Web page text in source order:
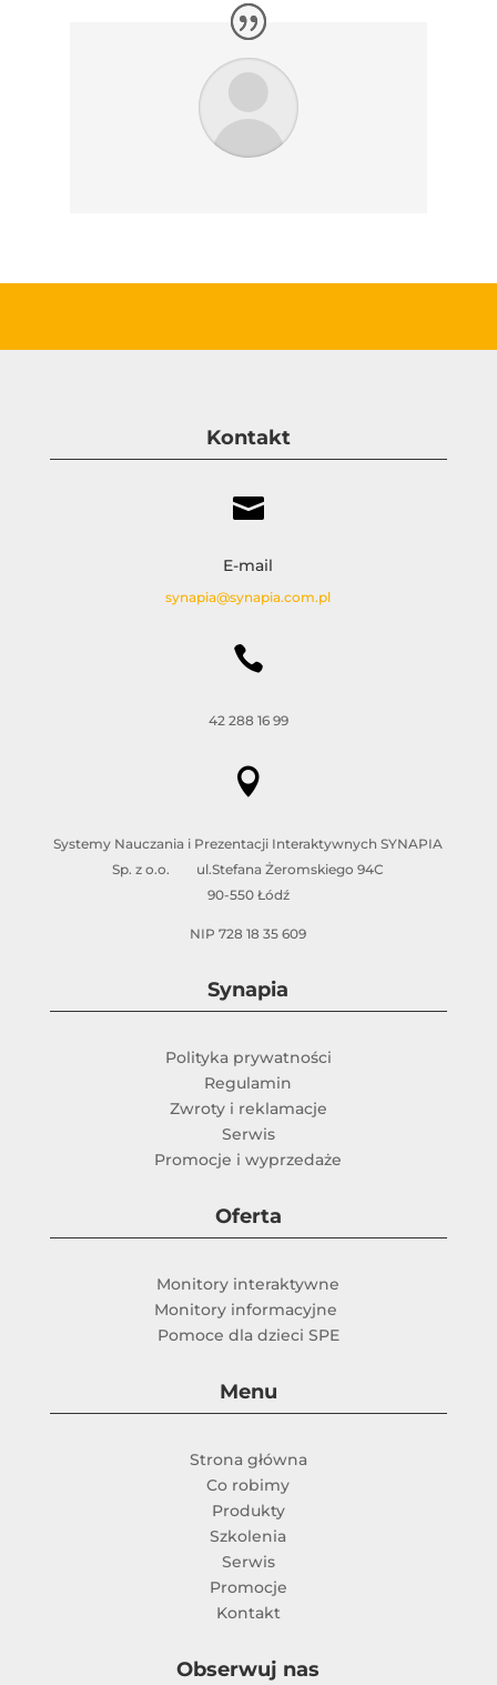
Kontakt

E-mail
synapia@synapia.com.pl

42 288 16 99

Systemy Nauczania i Prezentacji Interaktywnych SYNAPIA
Sp. z o.o. ul.Stefana Żeromskiego 94C
90-550 Łódź
NIP 728 18 35 609
Synapia
Polityka prywatności
Regulamin
Zwroty i reklamacje
Serwis
Promocje i wyprzedaże
Oferta
Monitory interaktywne
Monitory informacyjne
Pomoce dla dzieci SPE
Menu
Strona główna
Co robimy
Produkty
Szkolenia
Serwis
Promocje
Kontakt
Obserwuj nas